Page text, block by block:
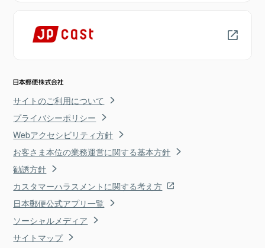
サイトのご利用について
プライバシーポリシー
Webアクセシビリティ方針
お客さま本位の業務運営に関する基本方針
勧誘方針
カスタマーハラスメントに関する考え方
日本郵便公式アプリ一覧
ソーシャルメディア
サイトマップ